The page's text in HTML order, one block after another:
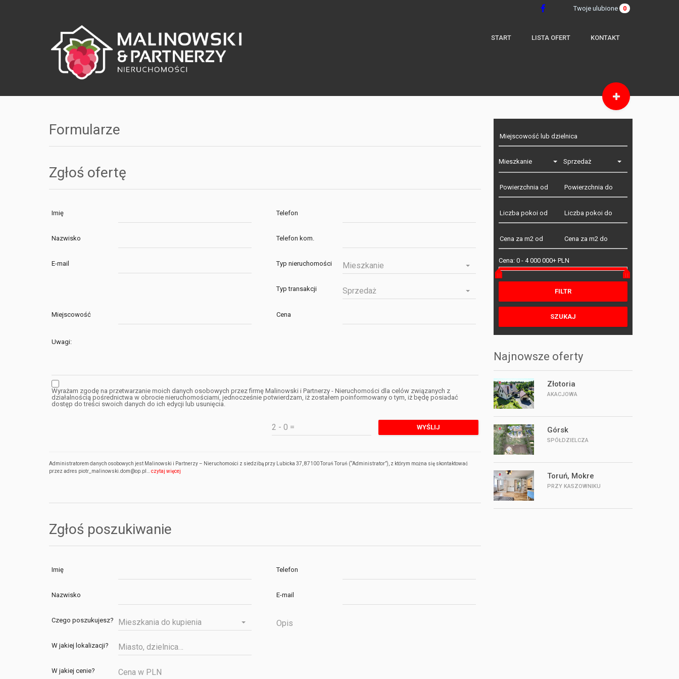
Twoje ulubione 0
START LISTA OFERT KONTAKT
Formularze
Zgłoś ofertę
Imię
Nazwisko
Telefon
Telefon kom.
E-mail Typ nieruchomości Mieszkanie
Typ transakcji Sprzedaż
Miejscowość Cena
Uwagi:
Wyrażam zgodę na przetwarzanie moich danych osobowych przez firmę Malinowski i Partnerzy - Nieruchomości dla celów związanych z
działalnością pośrednictwa w obrocie nieruchomościami, jednocześnie potwierdzam, iż zostałem poinformowany o tym, iż będę posiadać
dostęp do treści swoich danych do ich edycji lub usunięcia.
Administratorem danych osobowych jest Malinowski i Partnerzy – Nieruchomości z siedzibą przy Lubicka 37, 87100 Toruń Toruń (“Administrator”), z którym można się skontaktować
przez adres piotr_malinowski.dom@op.pl… czytaj więcej
Zgłoś poszukiwanie
Imię
Nazwisko
Telefon
E-mail
Czego poszukujesz? Mieszkania do kupienia
W jakiej lokalizacji?
W jakiej cenie?
Mieszkanie Sprzedaż
Cena: 0 - 4 000 000+ PLN
Najnowsze oferty
Złotoria
AKACJOWA
Górsk
SPÓŁDZIELCZA
Toruń, Mokre
PRZY KASZOWNIKU